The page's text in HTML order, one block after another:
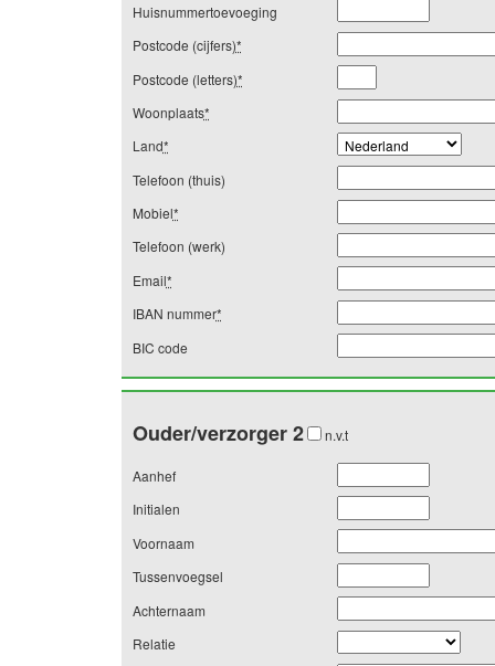
Huisnummertoevoeging
Postcode (cijfers)*
Postcode (letters)*
Woonplaats*
Land*
Telefoon (thuis)
Mobiel*
Telefoon (werk)
Email*
IBAN nummer*
BIC code
Ouder/verzorger 2 n.v.t
Aanhef
Initialen
Voornaam
Tussenvoegsel
Achternaam
Relatie